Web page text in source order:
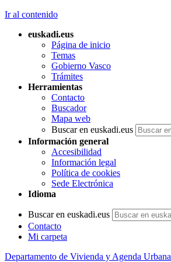
Ir al contenido
euskadi.eus
Página de inicio
Temas
Gobierno Vasco
Trámites
Herramientas
Contacto
Buscador
Mapa web
Buscar en euskadi.eus
Información general
Accesibilidad
Información legal
Política de cookies
Sede Electrónica
Idioma
Buscar en euskadi.eus
Contacto
Mi carpeta
Departamento de Vivienda y Agenda Urbana